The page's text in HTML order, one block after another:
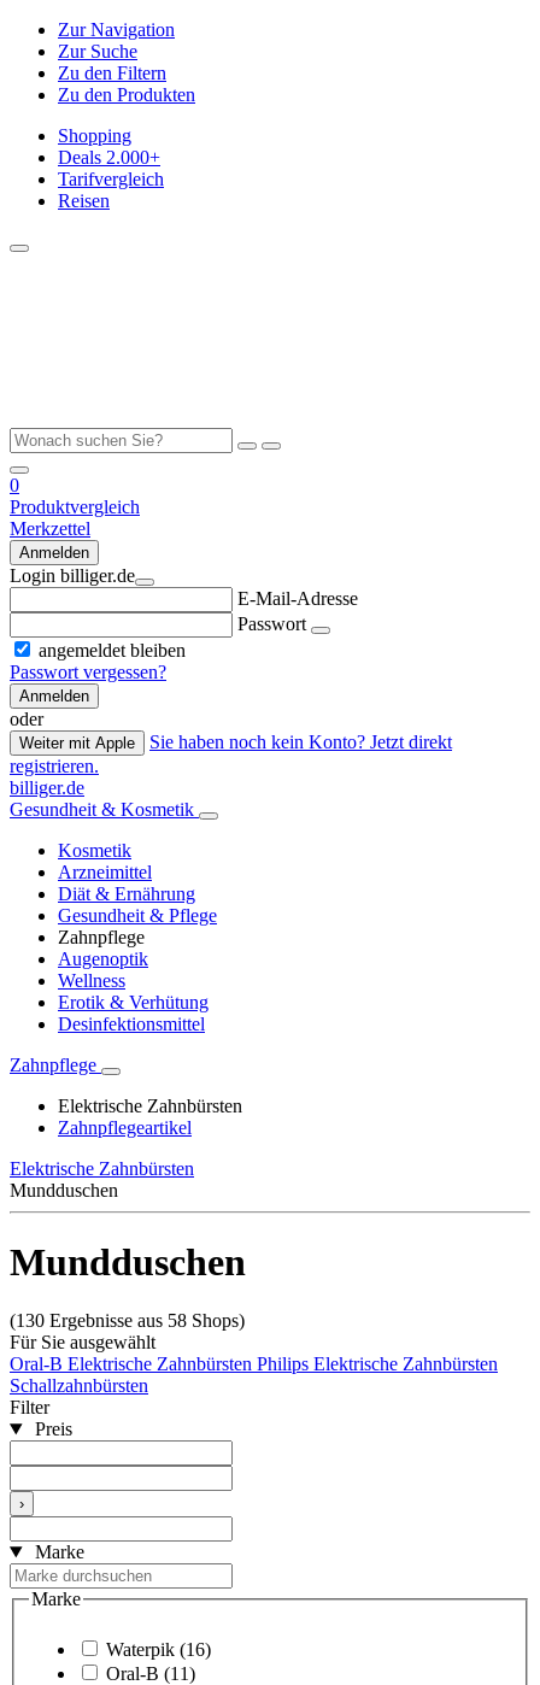
Zur Navigation
Zur Suche
Zu den Filtern
Zu den Produkten
Shopping
Deals 2.000+
Tarifvergleich
Reisen
0
Produktvergleich
Merkzettel
Anmelden
Login billiger.de
E-Mail-Adresse
Passwort
angemeldet bleiben
Passwort vergessen?
Anmelden
oder
Weiter mit Apple
Sie haben noch kein Konto? Jetzt direkt
registrieren.
billiger.de
Gesundheit & Kosmetik
Kosmetik
Arzneimittel
Diät & Ernährung
Gesundheit & Pflege
Zahnpflege
Augenoptik
Wellness
Erotik & Verhütung
Desinfektionsmittel
Zahnpflege
Elektrische Zahnbürsten
Zahnpflegeartikel
Elektrische Zahnbürsten
Mundduschen
Mundduschen
(130 Ergebnisse aus 58 Shops)
Für Sie ausgewählt
Oral-B Elektrische Zahnbürsten Philips Elektrische Zahnbürsten
Schallzahnbürsten
Filter
Preis
›
Marke
Marke
Waterpik (16)
Oral-B (11)